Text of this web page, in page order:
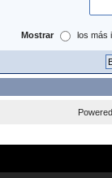
Mostrar los más